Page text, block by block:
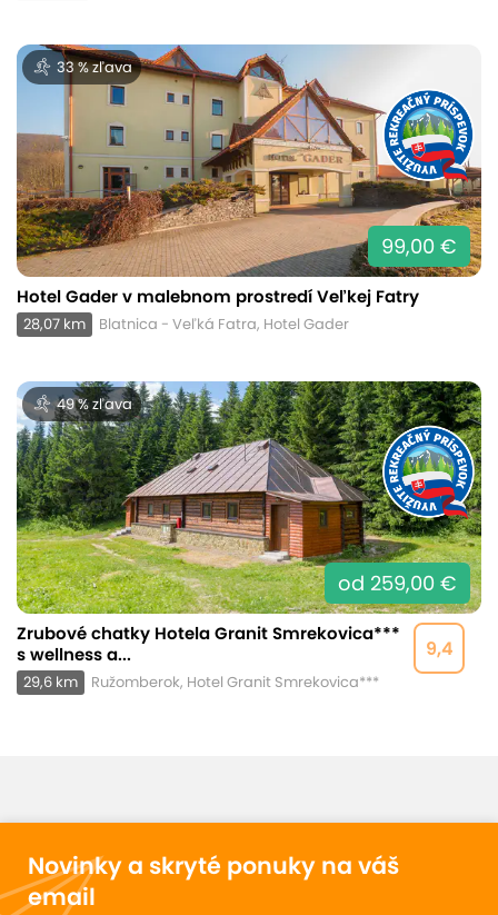
33 % zľava
99,00 €
Hotel Gader v malebnom prostredí Veľkej Fatry
28,07 km Blatnica - Veľká Fatra, Hotel Gader
49 % zľava
od 259,00 €
9,4
Zrubové chatky Hotela Granit Smrekovica***
s wellness a...
29,6 km Ružomberok, Hotel Granit Smrekovica***
Novinky a skryté ponuky na váš
email